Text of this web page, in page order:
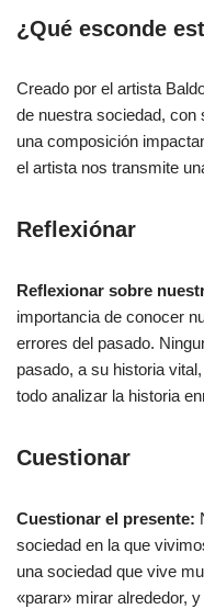
¿Qué esconde
Creado por el artista
de nuestra sociedad,
una composición
el artista nos transmite
Reflexiónar
Reflexionar sobre
importancia de conocer
errores del pasado.
pasado, a su historia
todo analizar la historia
Cuestionar
Cuestionar el presente:
sociedad en la que
una sociedad que vive
«parar» mirar alrededor,